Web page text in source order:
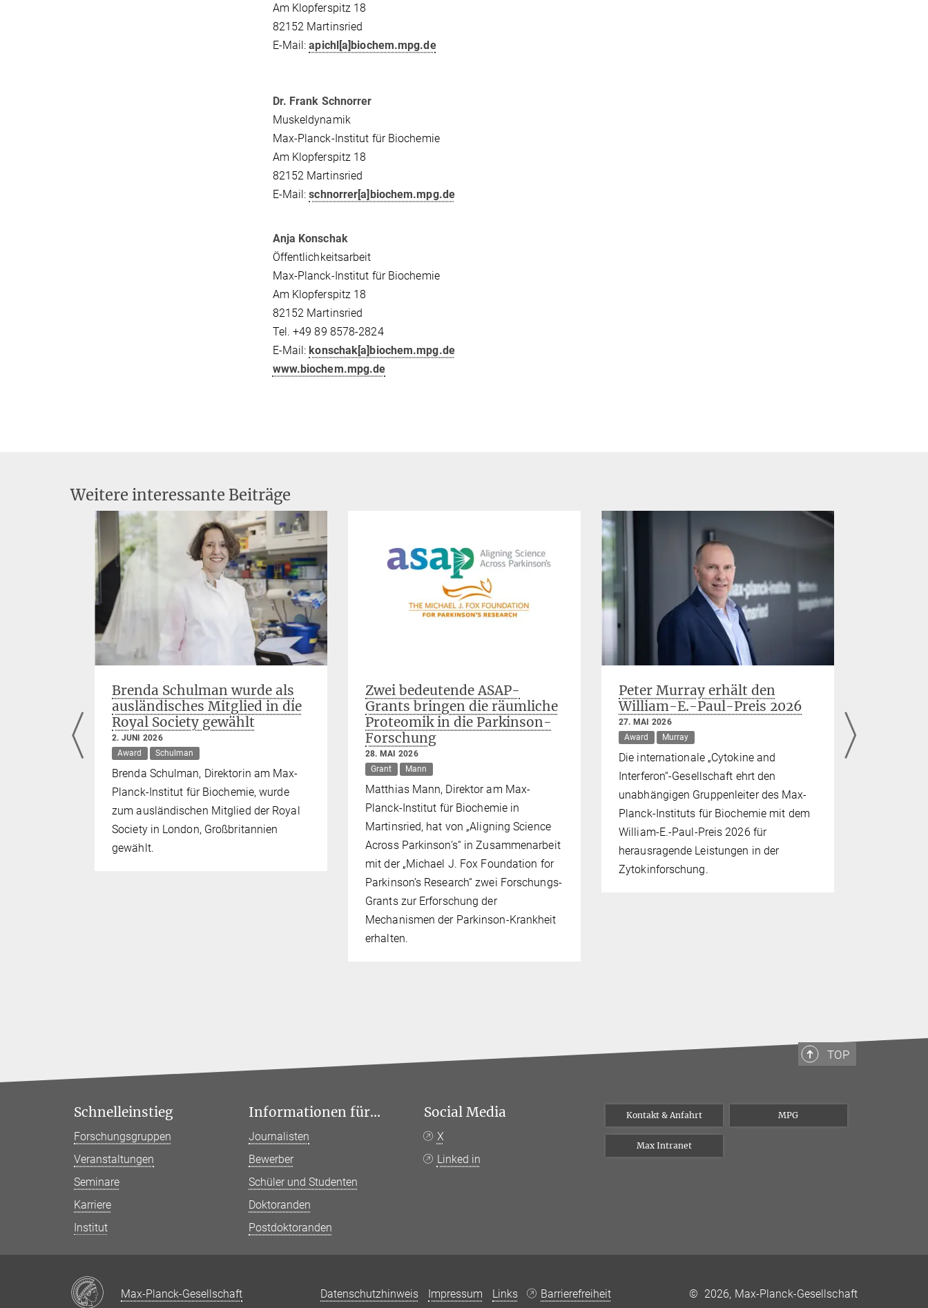
Am Klopferspitz 18
82152 Martinsried
E-Mail:apichl[a]biochem.mpg.de
Dr. Frank Schnorrer
Muskeldynamik
Max-Planck-Institut für Biochemie
Am Klopferspitz 18
82152 Martinsried
E-Mail:schnorrer[a]biochem.mpg.de
Anja Konschak
Öffentlichkeitsarbeit
Max-Planck-Institut für Biochemie
Am Klopferspitz 18
82152 Martinsried
Tel. +49 89 8578-2824
E-Mail:konschak[a]biochem.mpg.de
www.biochem.mpg.de
Weitere interessante Beiträge
Brenda Schulman wurde als
ausländisches Mitglied in die
Royal Society gewählt
2. JUNI 2026
Award
Schulman
Brenda Schulman, Direktorin am Max-
Planck-Institut für Biochemie, wurde
zum ausländischen Mitglied der Royal
Society in London, Großbritannien
gewählt.
Zwei bedeutende ASAP-
Grants bringen die räumliche
Proteomik in die Parkinson-
Forschung
28. MAI 2026
Grant
Mann
Matthias Mann, Direktor am Max-
Planck-Institut für Biochemie in
Martinsried, hat von „Aligning Science
Across Parkinson’s“ in Zusammenarbeit
mit der „Michael J. Fox Foundation for
Parkinson’s Research“ zwei Forschungs-
Grants zur Erforschung der
Mechanismen der Parkinson-Krankheit
erhalten.
Peter Murray erhält den
William-E.-Paul-Preis 2026
27. MAI 2026
Award
Murray
Die internationale „Cytokine and
Interferon“-Gesellschaft ehrt den
unabhängigen Gruppenleiter des Max-
Planck-Instituts für Biochemie mit dem
William-E.-Paul-Preis 2026 für
herausragende Leistungen in der
Zytokinforschung.
TOP
Schnelleinstieg
Forschungsgruppen
Veranstaltungen
Seminare
Karriere
Institut
Informationen für...
Journalisten
Bewerber
Schüler und Studenten
Doktoranden
Postdoktoranden
Social Media
X
Linked in
Kontakt & Anfahrt MPG
Max Intranet
Max-Planck-Gesellschaft Datenschutzhinweis Impressum Links Barrierefreiheit © 2026, Max-Planck-Gesellschaft